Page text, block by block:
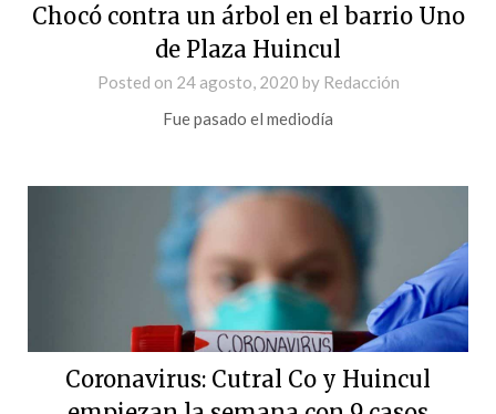
Chocó contra un árbol en el barrio Uno
de Plaza Huincul
Posted on 24 agosto, 2020 by Redacción
Fue pasado el mediodía
Coronavirus: Cutral Co y Huincul